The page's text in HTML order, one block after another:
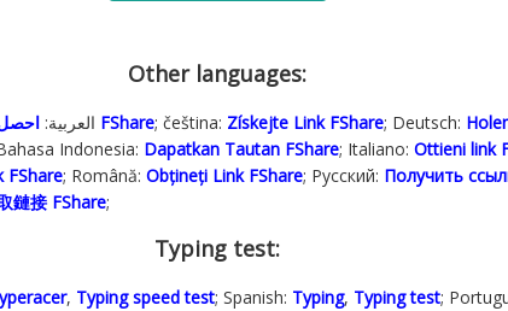
Other languages:
; العربية: احصل على رابط FShare; čeština: Získejte Link FShare; Deutsch:
Indonesia‬: Dapatkan Tautan FShare; Italiano: Ottieni link
FShare; Română: Obțineți Link FShare; Русский: Получить
鏈接 FShare;
Typing test:
, Typing speed test; Spanish: Typing, Typing test;